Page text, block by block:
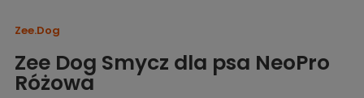
Zee.Dog
Zee Dog Smycz dla psa NeoPro
Różowa